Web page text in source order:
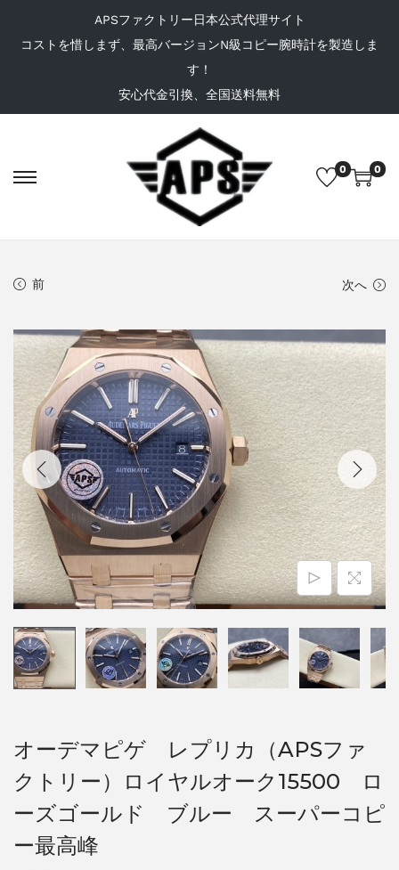
APSファクトリー日本公式代理サイト
コストを惜しまず、最高バージョンN級コピー腕時計を製造しま
す！
安心代金引換、全国送料無料
0 0
前 次へ
オーデマピゲ レプリカ（APSファ
クトリー）ロイヤルオーク15500 ロ
ーズゴールド ブルー スーパーコピ
ー最高峰